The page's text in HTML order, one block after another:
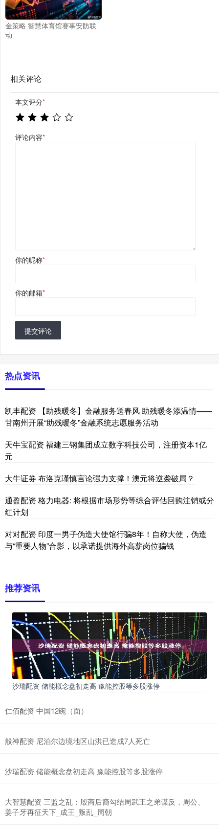
金策略 智慧体育馆赛事安防联
动
相关评论
本文评分*
评论内容*
你的昵称*
你的邮箱*
提交评论
热点资讯
凯丰配资 【助残暖冬】金融服务送春风 助残暖冬添温情——
甘南州开展“助残暖冬”金融系统志愿服务活动
天牛宝配资 福建三钢集团成立数字科技公司，注册资本1亿
元
大牛证券 布洛克谨慎言论强力支撑！澳元将逆袭破局？
通盈配资 格力电器: 将根据市场形势等综合评估回购注销或分
红计划
对对配资 印度一男子伪造大使馆行骗8年！自称大使，伪造
与“重要人物”合影，以承诺提供海外高薪岗位骗钱
推荐资讯
沙瑞配资 储能概念盘初走高 豫能控股等多股涨停
仁佰配资 中国12碗（面）
般神配资 尼泊尔边境地区山洪已造成7人死亡
沙瑞配资 储能概念盘初走高 豫能控股等多股涨停
大智慧配资 三监之乱：殷商后裔勾结周武王之弟谋反，周公、
姜子牙再征天下_成王_叛乱_周朝